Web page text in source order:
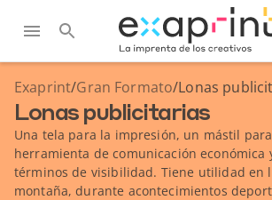
Exaprint/Gran Formato/Lonas
Lonas publicitarias
Una tela para la impresión, un mástil
herramienta de comunicación económica
términos de visibilidad. Tiene utilidad en
montaña, durante acontecimientos